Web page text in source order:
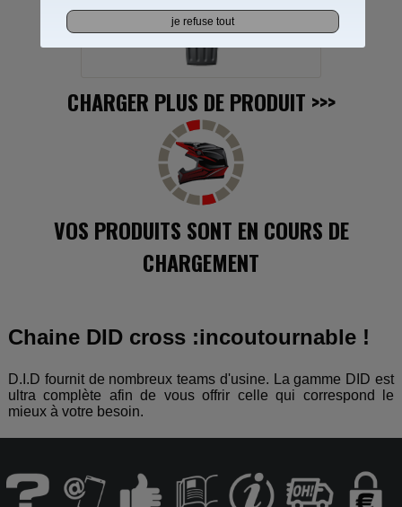
CHARGER PLUS DE PRODUIT >>>
VOS PRODUITS SONT EN COURS DE
CHARGEMENT
Chaine DID cross :incoutournable !
D.I.D fournit de nombreux teams d'usine. La gamme DID est
ultra complète afin de vous offrir celle qui correspond le
mieux à votre besoin.